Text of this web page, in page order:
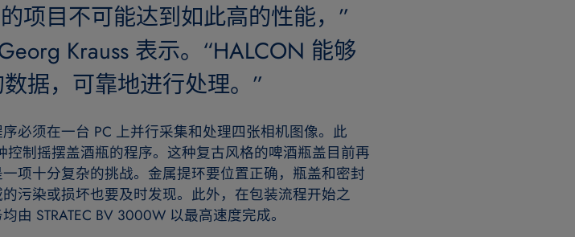
项目不可能达到如此高的性能，”
Krauss 表示。“HALCON 能够
据，可靠地进行处理。”
必须在一台 PC 上并行采集和处理四张相机图像。此
制摇摆盖酒瓶的程序。这种复古风格的啤酒瓶盖目前再
项十分复杂的挑战。金属提环要位置正确，瓶盖和密封
污染或损坏也要及时发现。此外，在包装流程开始之
STRATEC BV 3000W 以最高速度完成。